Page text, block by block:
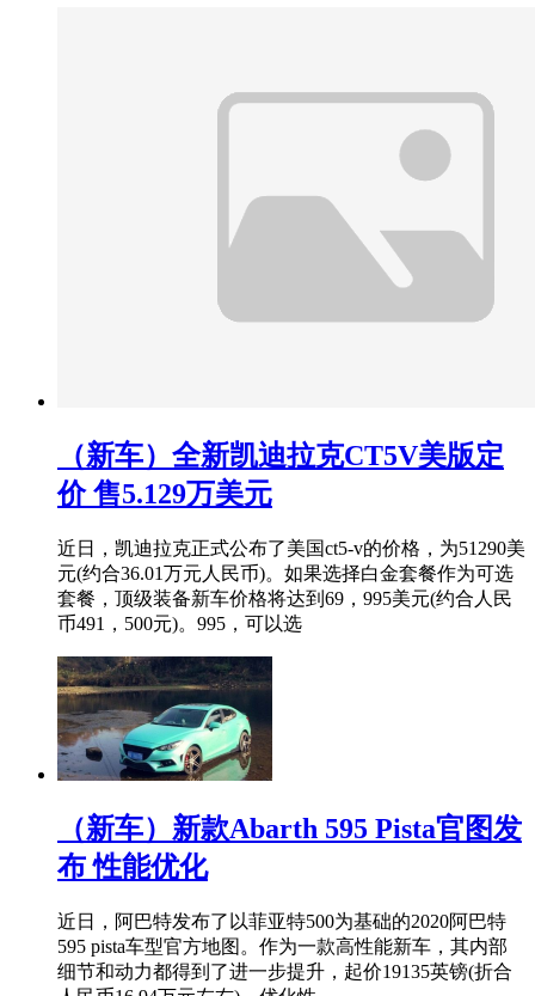
（新车）全新凯迪拉克CT5V美版定
价 售5.129万美元
近日，凯迪拉克正式公布了美国ct5-v的价格，为51290美
元(约合36.01万元人民币)。如果选择白金套餐作为可选
套餐，顶级装备新车价格将达到69，995美元(约合人民
币491，500元)。995，可以选
（新车）新款Abarth 595 Pista官图发
布 性能优化
近日，阿巴特发布了以菲亚特500为基础的2020阿巴特
595 pista车型官方地图。作为一款高性能新车，其内部
细节和动力都得到了进一步提升，起价19135英镑(折合